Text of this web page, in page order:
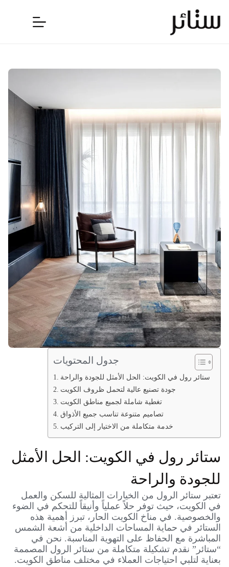
جدول المحتويات
ستائر رول في الكويت: الحل الأمثل للجودة والراحة
جودة تصنيع عالية لتحمل ظروف الكويت
تغطية شاملة لجميع مناطق الكويت
تصاميم متنوعة تناسب جميع الأذواق
خدمة متكاملة من الاختيار إلى التركيب
ستائر رول في الكويت: الحل الأمثل
للجودة والراحة
تعتبر ستائر الرول من الخيارات المثالية للسكن والعمل
في الكويت، حيث توفر حلاً عملياً وأنيقاً للتحكم في الضوء
والخصوصية. في مناخ الكويت الحار، تبرز أهمية هذه
الستائر في حماية المساحات الداخلية من أشعة الشمس
المباشرة مع الحفاظ على التهوية المناسبة. نحن في
“ستائر” نقدم تشكيلة متكاملة من ستائر الرول المصممة
بعناية لتلبي احتياجات العملاء في مختلف مناطق الكويت.